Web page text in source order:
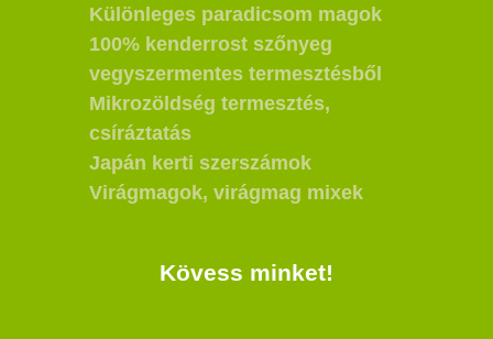
Különleges paradicsom magok
100% kenderrost szőnyeg
vegyszermentes termesztésből
Mikrozöldség termesztés,
csíráztatás
Japán kerti szerszámok
Virágmagok, virágmag mixek
Kövess minket!